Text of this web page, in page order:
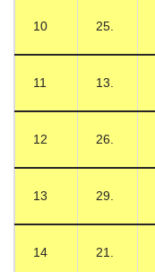
10 25.
11 13.
12 26.
13 29.
14 21.